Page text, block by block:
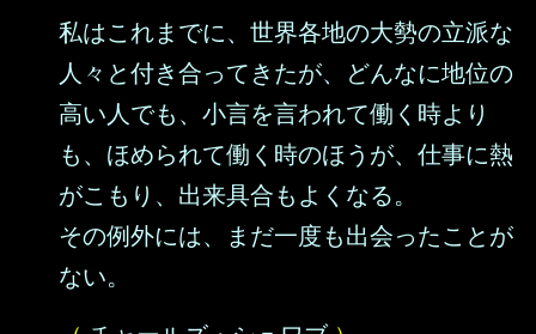
私はこれまでに、世界各地の大勢の立派な
人々と付き合ってきたが、どんなに地位の
高い人でも、小言を言われて働く時より
も、ほめられて働く時のほうが、仕事に熱
がこもり、出来具合もよくなる。
その例外には、まだ一度も出会ったことが
ない。